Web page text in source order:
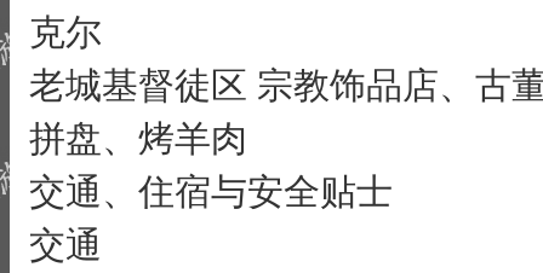
克尔
老城基督徒区 宗教饰品店、古
拼盘、烤羊肉
交通、住宿与安全贴士
交通